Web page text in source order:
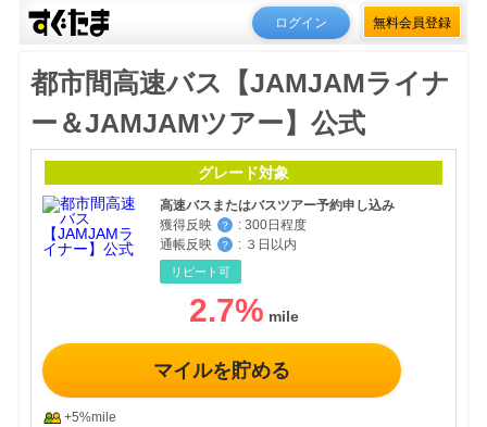
ログイン 無料会員登録
都市間高速バス【JAMJAMライナ
ー＆JAMJAMツアー】公式
グレード対象
高速バスまたはバスツアー予約申し込み
獲得反映
？ : 300日程度
通帳反映
？ : ３日以内
リピート可
2.7%
マイルを貯める
+5%mile